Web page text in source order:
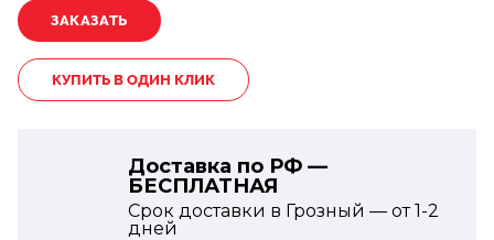
КУПИТЬ В ОДИН КЛИК
Доставка по РФ —
БЕСПЛАТНАЯ
Срок доставки в Грозный — от1-2
дней